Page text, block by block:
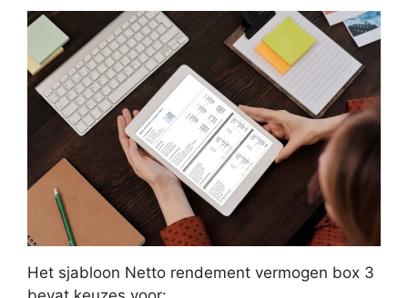
Het sjabloon Netto rendement vermogen box 3